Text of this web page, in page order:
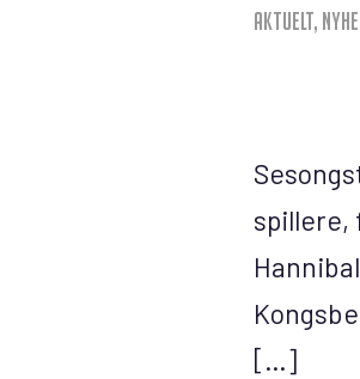
Aktuelt,
spillere,
[…]